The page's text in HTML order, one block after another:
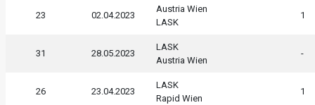
23 02.04.2023
Austria Wien
LASK
1
31 28.05.2023
LASK
Austria Wien
-
26 23.04.2023
LASK
Rapid Wien
1